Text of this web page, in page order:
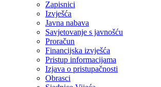
Zapisnici
Izvješća
Javna nabava
Savjetovanje s javnošću
Proračun
Financijska izvješća
Pristup informacijama
Izjava o pristupačnosti
Obrasci